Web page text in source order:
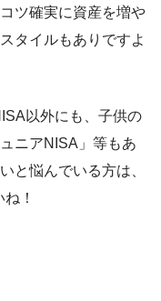
ツ確実に資産を増や
タイルもありですよ
以外にも、子供の
ニアNISA」等もあ
と悩んでいる方は、
！